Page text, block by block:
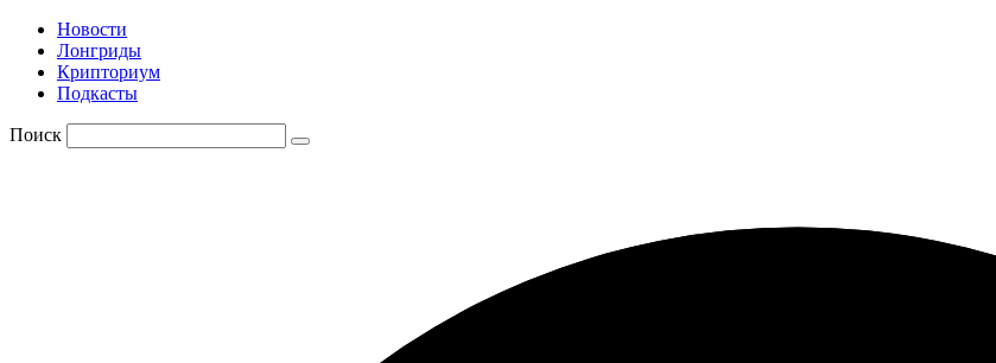
Новости
Лонгриды
Крипториум
Подкасты
Поиск